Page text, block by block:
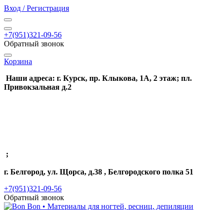
Вход / Регистрация
+7(951)321-09-56
Обратный звонок
Корзина
Наши адреса: г. Курск, пр. Клыкова, 1А, 2 этаж; пл.
Привокзальная д.2
;
г. Белгород, ул. Щорса, д.38 , Белгородского полка 51
+7(951)321-09-56
Обратный звонок